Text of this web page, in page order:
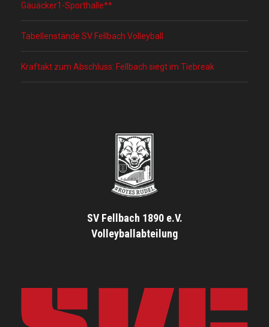
Gäuäcker1-Sporthalle**
Tabellenstände SV Fellbach Volleyball
Kraftakt zum Abschluss: Fellbach siegt im Tiebreak
SV Fellbach 1890 e.V.
Volleyballabteilung